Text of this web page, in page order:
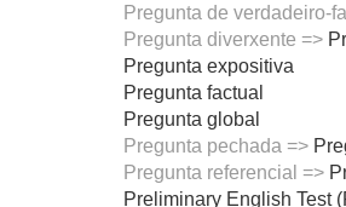
Pregunta de verdadeiro-
Pregunta diverxente =>
Pregunta expositiva
Pregunta factual
Pregunta global
Pregunta pechada =>
Pregunta referencial =>
Preliminary English Test